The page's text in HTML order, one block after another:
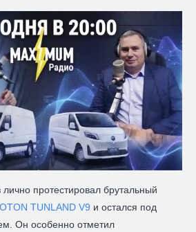
протестировал брутальный
TUNLAND V9 и остался под
Он особенно отметил